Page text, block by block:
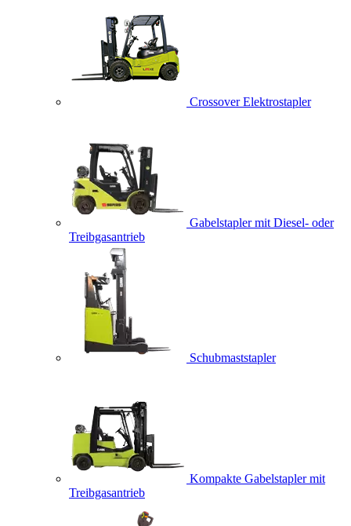
Crossover Elektrostapler
Gabelstapler mit Diesel- oder
Treibgasantrieb
Schubmaststapler
Kompakte Gabelstapler mit
Treibgasantrieb